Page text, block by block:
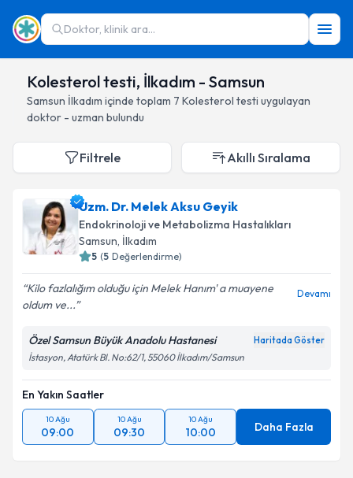
Doktor, klinik ara...
Kolesterol testi, İlkadım - Samsun
Samsun İlkadım içinde toplam 7 Kolesterol testi uygulayan
doktor - uzman bulundu
Filtrele Akıllı Sıralama
Uzm. Dr. Melek Aksu Geyik
Endokrinoloji ve Metabolizma Hastalıkları
Samsun, İlkadım
5 (5 Değerlendirme)
Kilo fazlalığım olduğu için Melek Hanım' a muayene
oldum ve...
Devamı
Özel Samsun Büyük Anadolu Hastanesi Haritada Göster
İstasyon, Atatürk Bl. No:62/1, 55060 İlkadım/Samsun
En Yakın Saatler
10 Ağu
09:00
10 Ağu
09:30
10 Ağu
10:00 Daha Fazla